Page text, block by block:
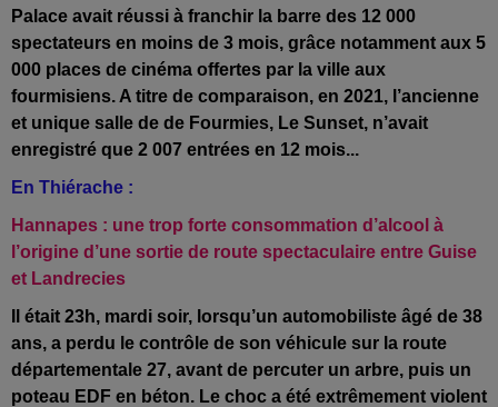
Palace avait réussi à franchir la barre des 12 000
spectateurs en moins de 3 mois, grâce notamment aux 5
000 places de cinéma offertes par la ville aux
fourmisiens. A titre de comparaison, en 2021, l’ancienne
et unique salle de de Fourmies, Le Sunset, n’avait
enregistré que 2 007 entrées en 12 mois...
En Thiérache :
Hannapes : une trop forte consommation d’alcool à
l’origine d’une sortie de route spectaculaire entre Guise
et Landrecies
Il était 23h, mardi soir, lorsqu’un automobiliste âgé de 38
ans, a perdu le contrôle de son véhicule sur la route
départementale 27, avant de percuter un arbre, puis un
poteau EDF en béton. Le choc a été extrêmement violent